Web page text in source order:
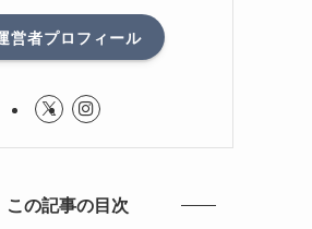
営者プロフィール
この記事の目次